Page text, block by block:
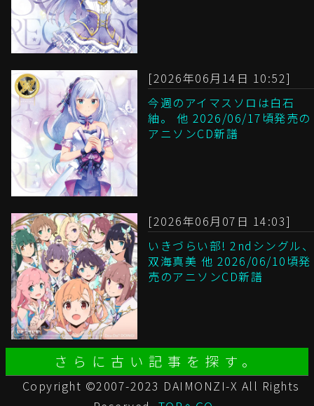
[2026年06月14日 10:52]
今週のアイマスソロは白石
紬。 他 2026/06/17頃発売の
アニソンCD新譜
[2026年06月07日 14:03]
いきづらい部! 2ndシングル、
双海真美 他 2026/06/10頃発
売のアニソンCD新譜
さらに古い記事を探す。
Copyright ©2007-2023 DAIMONZI-X All Rights